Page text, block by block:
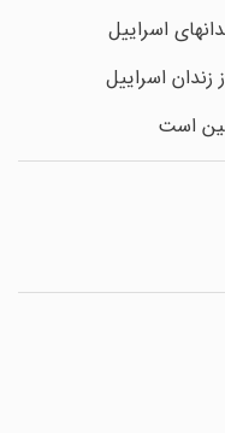
اسراییل
اسراییل